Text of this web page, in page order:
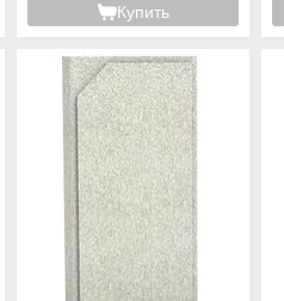
Купить